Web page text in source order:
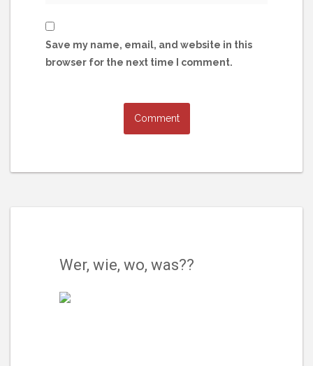
Save my name, email, and website in this
browser for the next time I comment.
Wer, wie, wo, was??